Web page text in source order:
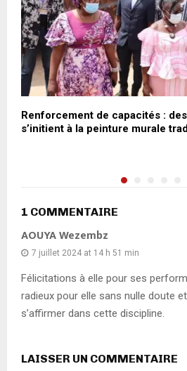
Renforcement de capacités :
s’initient à la peinture murale
1 COMMENTAIRE
AOUYA Wezembz
7 juillet 2024 at 14 h 51 min
Félicitations à elle pour ses
radieux pour elle sans nulle doute
s’affirmer dans cette discipline.
LAISSER UN COMMENTAIRE